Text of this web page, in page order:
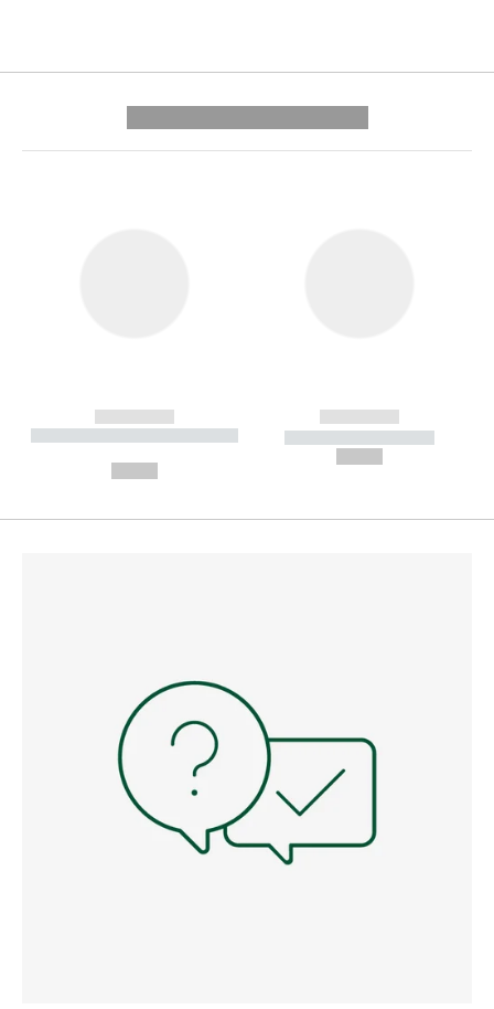
------------
----------- ----------- --------
------------
----------- -----------